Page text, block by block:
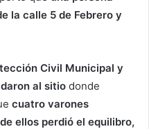
la calle 5 de Febrero y
Civil Municipal y
al sitio donde
cuatro varones
ellos perdió el equilibro,